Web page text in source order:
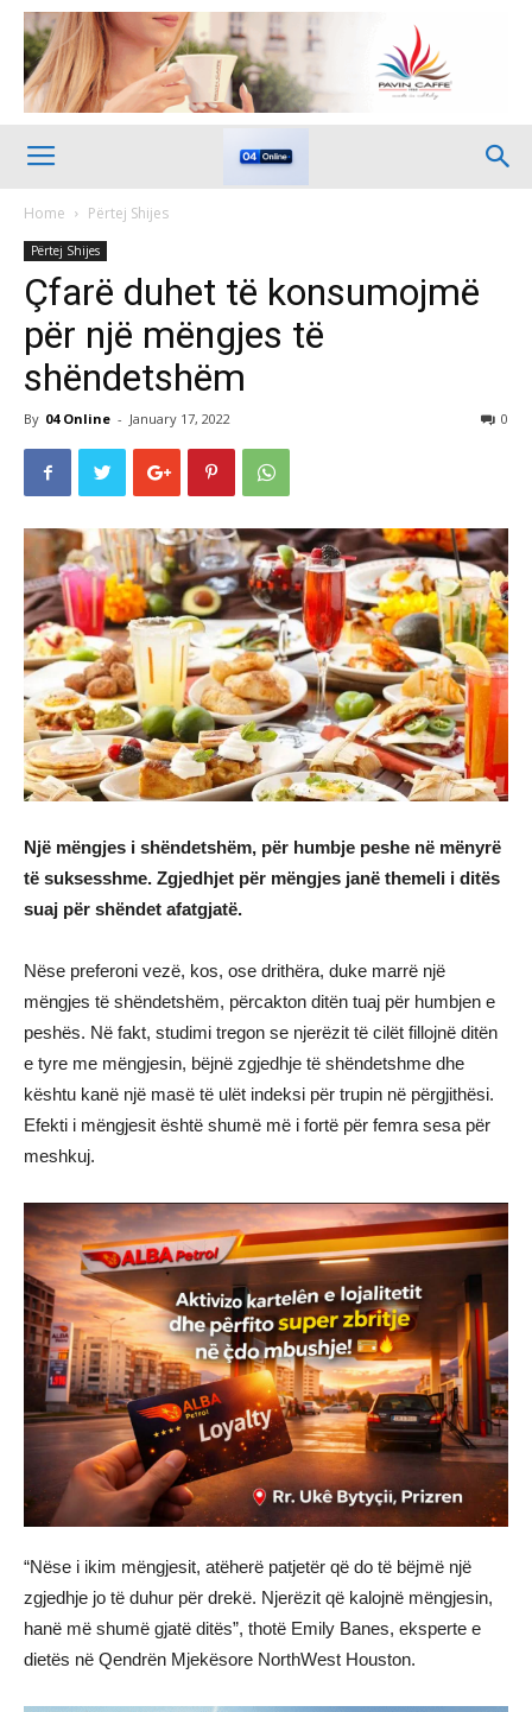
Home Përtej Shijes
Përtej Shijes
Çfarë duhet të konsumojmë
për një mëngjes të
shëndetshëm
By 04 Online - January 17, 2022 0
Një mëngjes i shëndetshëm, për humbje peshe në mënyrë
të suksesshme. Zgjedhjet për mëngjes janë themeli i ditës
suaj për shëndet afatgjatë.
Nëse preferoni vezë, kos, ose drithëra, duke marrë një
mëngjes të shëndetshëm, përcakton ditën tuaj për humbjen e
peshës. Në fakt, studimi tregon se njerëzit të cilët fillojnë ditën
e tyre me mëngjesin, bëjnë zgjedhje të shëndetshme dhe
kështu kanë një masë të ulët indeksi për trupin në përgjithësi.
Efekti i mëngjesit është shumë më i fortë për femra sesa për
meshkuj.
“Nëse i ikim mëngjesit, atëherë patjetër që do të bëjmë një
zgjedhje jo të duhur për drekë. Njerëzit që kalojnë mëngjesin,
hanë më shumë gjatë ditës”, thotë Emily Banes, eksperte e
dietës në Qendrën Mjekësore NorthWest Houston.